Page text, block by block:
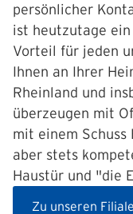
persönlicher
ist heutzutage
Vorteil für jeden
Ihnen an Ihrer
Rheinland und
überzeugen mit
mit einem
aber stets
Haustür und "die
Zu unseren